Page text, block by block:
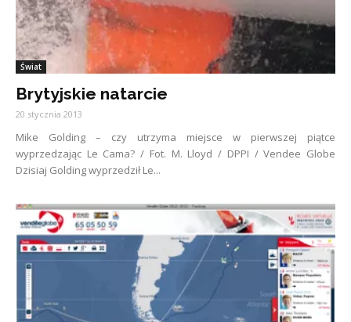
Świat
Brytyjskie natarcie
20 stycznia 2013
Mike Golding – czy utrzyma miejsce w pierwszej piątce
wyprzedzając Le Cama? / Fot. M. Lloyd / DPPI / Vendee Globe
Dzisiaj Golding wyprzedził Le...